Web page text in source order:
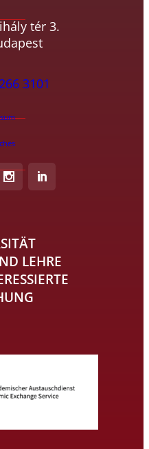
tér 3.
3101
LEHRE